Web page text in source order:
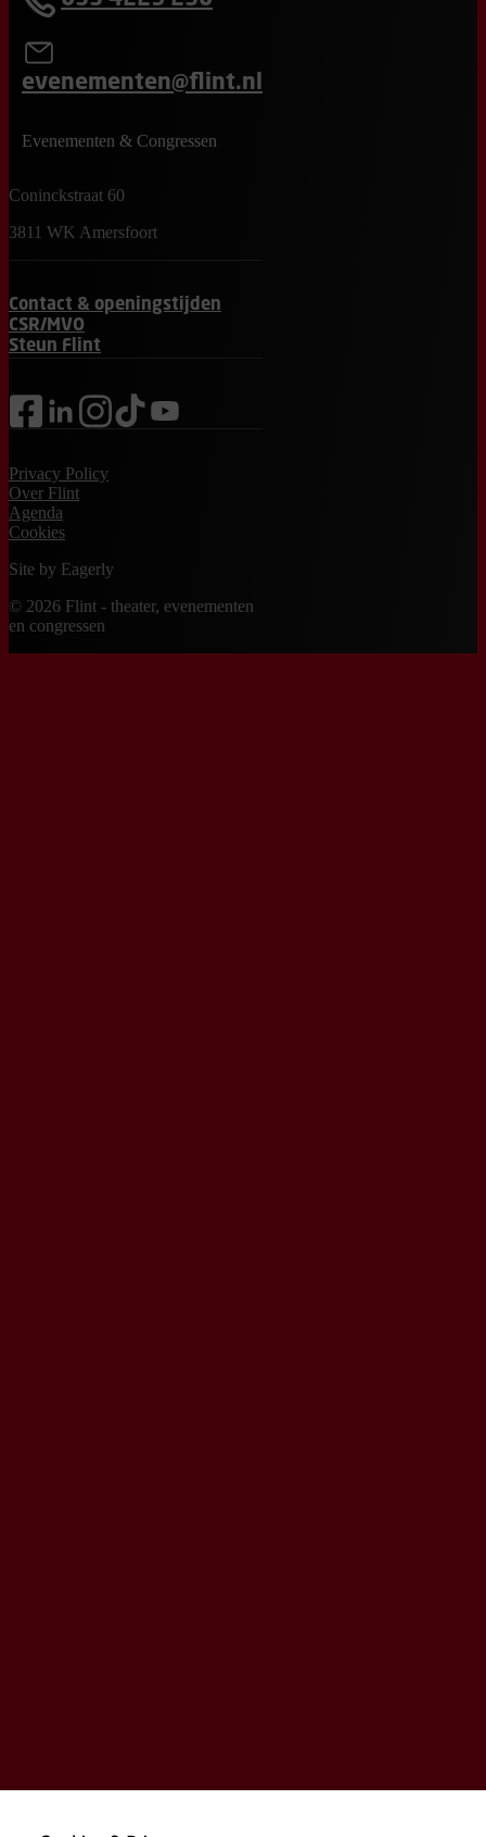
evenementen@flint.nl
Evenementen & Congressen
Coninckstraat 60
3811 WK Amersfoort
Contact & openingstijden
CSR/MVO
Steun Flint
facebooklinkedininstagram
tiktok youtube
Privacy Policy
Over Flint
Agenda
Cookies
Site by Eagerly
© 2026 Flint - theater, evenementen
en congressen